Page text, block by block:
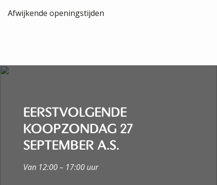
Afwijkende openingstijden
EERSTVOLGENDE
KOOPZONDAG 27
SEPTEMBER A.S.
Van 12:00 – 17:00 uur